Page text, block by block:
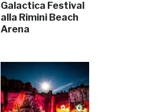
Galactica Festival
alla Rimini Beach
Arena